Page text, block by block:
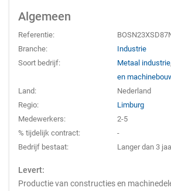
Algemeen
Referentie:
Branche:
Industrie
Soort bedrijf:
Metaal industrie,
en
Land:
Nederland
Regio:
Limburg
Medewerkers:
2-5
% tijdelijk contract:
-
Bedrijf bestaat:
Langer dan 3
Levert:
Productie van constructies en